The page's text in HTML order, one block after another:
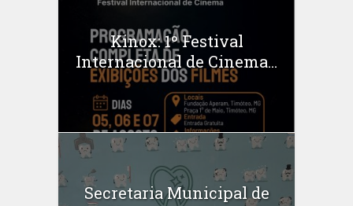
Kinox: 1º Festival
Internacional de Cinema...
Secretaria Municipal de